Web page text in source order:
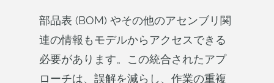
部品表 (BOM) やその他のアセンブリ関
連の情報もモデルからアクセスできる
必要があります。この統合されたアプ
ローチは、誤解を減らし、作業の重複